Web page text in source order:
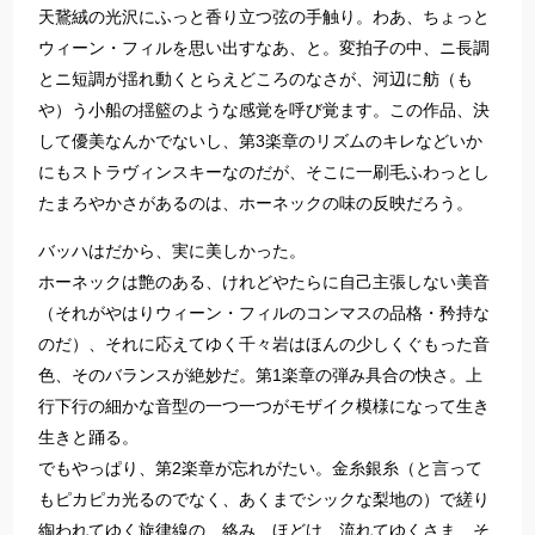
天鵞絨の光沢にふっと香り立つ弦の手触り。わあ、ちょっと
ウィーン・フィルを思い出すなあ、と。変拍子の中、ニ長調
とニ短調が揺れ動くとらえどころのなさが、河辺に舫（も
や）う小船の揺籃のような感覚を呼び覚ます。この作品、決
して優美なんかでないし、第3楽章のリズムのキレなどいか
にもストラヴィンスキーなのだが、そこに一刷毛ふわっとし
たまろやかさがあるのは、ホーネックの味の反映だろう。
バッハはだから、実に美しかった。
ホーネックは艶のある、けれどやたらに自己主張しない美音
（それがやはりウィーン・フィルのコンマスの品格・矜持な
のだ）、それに応えてゆく千々岩はほんの少しくぐもった音
色、そのバランスが絶妙だ。第1楽章の弾み具合の快さ。上
行下行の細かな音型の一つ一つがモザイク模様になって生き
生きと踊る。
でもやっぱり、第2楽章が忘れがたい。金糸銀糸（と言って
もピカピカ光るのでなく、あくまでシックな梨地の）で縒り
綯われてゆく旋律線の、絡み、ほどけ、流れてゆくさま、そ